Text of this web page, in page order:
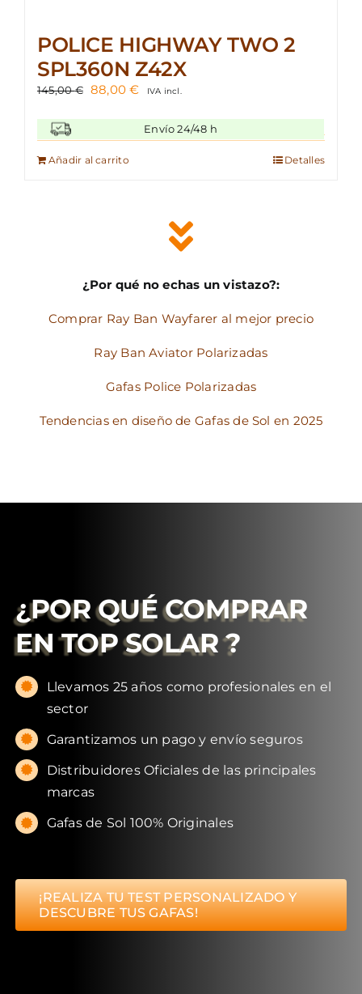
POLICE HIGHWAY TWO 2
SPL360N Z42X
145,00€ El
original
era:
145,00 €.
88,00€ El
actual
es:
IVA incl.
Envío 24/48 h
Añadir al carrito Detalles
¿Por qué no echas un vistazo?:
Comprar Ray Ban Wayfarer al mejor precio
Ray Ban Aviator Polarizadas
Gafas Police Polarizadas
Tendencias en diseño de Gafas de Sol en 2025
¿POR QUÉ COMPRAR
EN TOP SOLAR ?
Llevamos 25 años como profesionales en el
sector
Garantizamos un pago y envío seguros
Distribuidores Oficiales de las principales
marcas
Gafas de Sol 100% Originales
¡REALIZA TU TEST PERSONALIZADO Y
DESCUBRE TUS GAFAS!